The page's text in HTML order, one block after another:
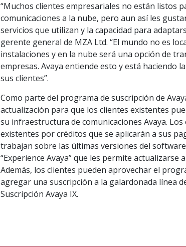
“Muchos clientes empresariales no están listos
comunicaciones a la nube, pero aun así les
servicios que utilizan y la capacidad para
gerente general de MZA Ltd. “El mundo no es
instalaciones y en la nube será una opción de
empresas. Avaya entiende esto y está haciendo
sus clientes”.
Como parte del programa de suscripción de
actualización para que los clientes existentes
su infraestructura de comunicaciones Avaya.
existentes por créditos que se aplicarán a sus
trabajan sobre las últimas versiones del
“Experience Avaya” que les permite actualizarse
Además, los clientes pueden aprovechar el
agregar una suscripción a la galardonada línea
Suscripción Avaya IX.